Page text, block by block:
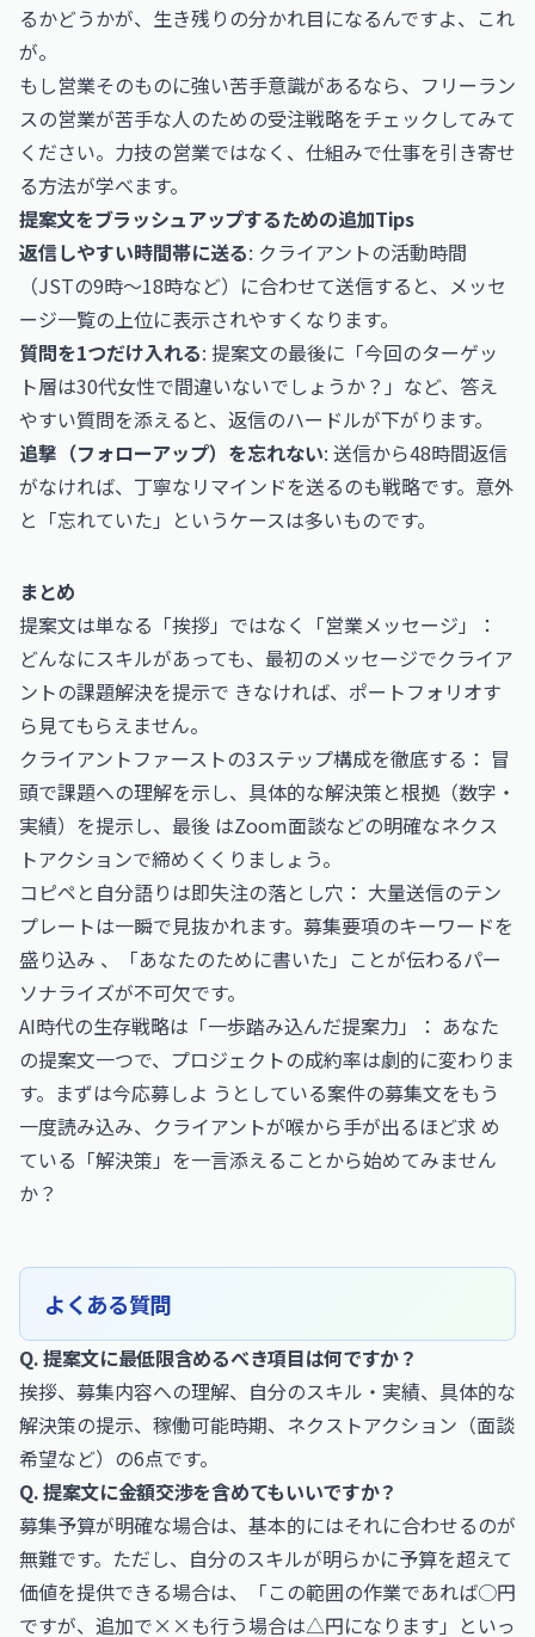
るかどうかが、生き残りの分かれ目になるんですよ、これ
が。
もし営業そのものに強い苦手意識があるなら、 フリーラン
スの営業が苦手な人のための受注戦略をチェックしてみて
ください。力技の営業ではなく、仕組みで仕事を引き寄せ
る方法が学べます。
提案文をブラッシュアップするための追加Tips
返信しやすい時間帯に送る: クライアントの活動時間
（JSTの9時〜18時など）に合わせて送信すると、メッセ
ージ一覧の上位に表示されやすくなります。
質問を1つだけ入れる: 提案文の最後に「今回のターゲッ
ト層は30代女性で間違いないでしょうか？」など、答え
やすい質問を添えると、返信のハードルが下がります。
追撃（フォローアップ）を忘れない: 送信から48時間返信
がなければ、丁寧なリマインドを送るのも戦略です。意外
と「忘れていた」というケースは多いものです。
まとめ
提案文は単なる「挨拶」ではなく「営業メッセージ」：
どんなにスキルがあっても、最初のメッセージでクライア
ントの課題解決を提示で きなければ、ポートフォリオす
ら見てもらえません。
クライアントファーストの3ステップ構成を徹底する： 冒
頭で課題への理解を示し、具体的な解決策と根拠（数字・
実績）を提示し、最後 はZoom面談などの明確なネクス
トアクションで締めくくりましょう。
コピペと自分語りは即失注の落とし穴： 大量送信のテン
プレートは一瞬で見抜かれます。募集要項のキーワードを
盛り込み 、「あなたのために書いた」ことが伝わるパー
ソナライズが不可欠です。
AI時代の生存戦略は「一歩踏み込んだ提案力」： あなた
の提案文一つで、プロジェクトの成約率は劇的に変わりま
す。まずは今応募しよ うとしている案件の募集文をもう
一度読み込み、クライアントが喉から手が出るほど求 め
ている「解決策」を一言添えることから始めてみません
か？
よくある質問
Q. 提案文に最低限含めるべき項目は何ですか？
挨拶、募集内容への理解、自分のスキル・実績、具体的な
解決策の提示、稼働可能時期、ネクストアクション（面談
希望など）の6点です。
Q. 提案文に金額交渉を含めてもいいですか？
募集予算が明確な場合は、基本的にはそれに合わせるのが
無難です。ただし、自分のスキルが明らかに予算を超えて
価値を提供できる場合は、「この範囲の作業であれば○円
ですが、追加で××も行う場合は△円になります」といっ